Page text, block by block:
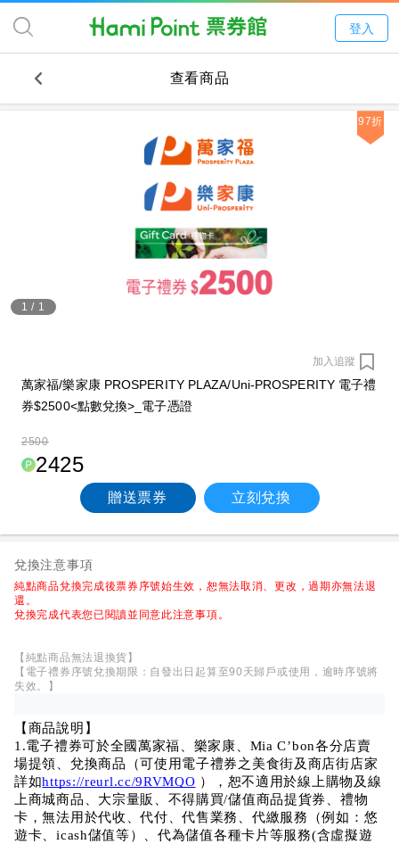
登入
查看商品
1 / 1
97折
加入追蹤
萬家福/樂家康 PROSPERITY PLAZA/Uni-PROSPERITY 電子禮
券$2500<點數兌換>_電子憑證
2500
2425
贈送票券 立刻兌換
兌換注意事項
純點商品兌換完成後票券序號始生效，恕無法取消、更改，過期亦無法退
還。
兌換完成代表您已閱讀並同意此注意事項。
【純點商品無法退換貨】
【電子禮券序號兌換期限：自發出日起算至90天歸戶或使用，逾時序號將
失效。】
【商品說明】
1.電子禮券可於全國萬家福、樂家康、Mia C’bon各分店賣
場提領、兌換商品（可使用電子禮券之美食街及商店街店家
詳如https://reurl.cc/9RVMQO ），恕不適用於線上購物及線
上商城商品、大宗量販、不得購買/儲值商品提貨券、禮物
卡，無法用於代收、代付、代售業務、代繳服務（例如：悠
遊卡、icash儲值等）、代為儲值各種卡片等服務(含虛擬遊